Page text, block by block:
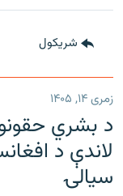
شريکول
زمری ۱۴, ۱۴۰۵
د بشري
لاندې د
سیالۍ